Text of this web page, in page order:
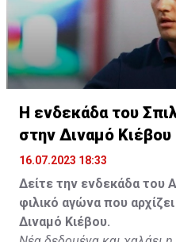
Η ενδεκάδα του
στην Διναμό Κιέβου
16.07.2023 18:33
Δείτε την ενδεκάδα του
φιλικό αγώνα που
Διναμό Κιέβου.